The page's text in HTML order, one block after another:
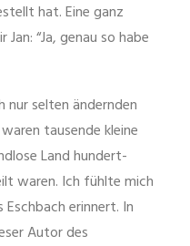
hat. Eine ganz
“Ja, genau so habe
nur selten ändernden
tausende kleine
Land hundert-
waren. Ich fühlte mich
erinnert. In
Autor des